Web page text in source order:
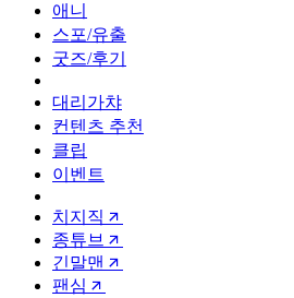
애니
스포/유출
굿즈/후기
대리가챠
컨텐츠 추천
클립
이벤트
치지직
종튜브
긴말맨
팬심